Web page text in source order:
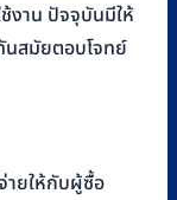
งาน ปัจจุบันมีให้
นสมัยตอบโจทย์
ายให้กับผู้ซื้อ